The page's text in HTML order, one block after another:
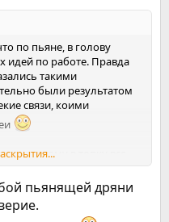
по пьяне, в голову
идей по работе. Правда
такими
были результатом
связи, коими
поэтому в топку все
пьянящей дряни